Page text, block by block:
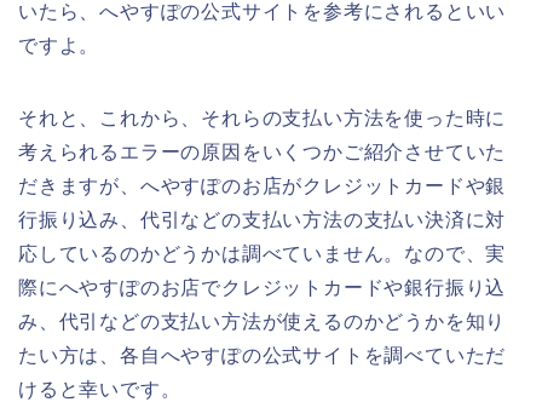
いたら、へやすぽの公式サイトを参考にされるといい
ですよ。
それと、これから、それらの支払い方法を使った時に
考えられるエラーの原因をいくつかご紹介させていた
だきますが、へやすぽのお店がクレジットカードや銀
行振り込み、代引などの支払い方法の支払い決済に対
応しているのかどうかは調べていません。なので、実
際にへやすぽのお店でクレジットカードや銀行振り込
み、代引などの支払い方法が使えるのかどうかを知り
たい方は、各自へやすぽの公式サイトを調べていただ
けると幸いです。